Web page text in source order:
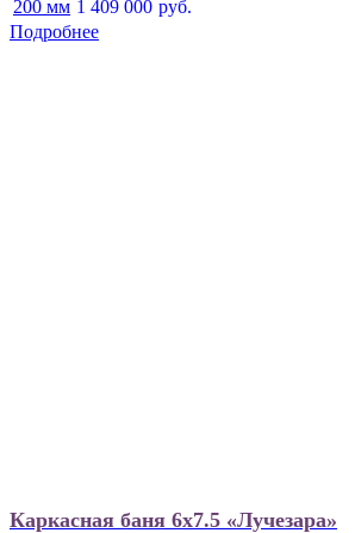
200 мм 1 409 000 руб.
Подробнее
Каркасная баня 6х7.5 «Лучезара»